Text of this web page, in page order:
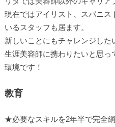
現在ではアイリスト、スパニス
いるスタッフも居ます。
新しいことにもチャレンジした
生涯美容師に携わりたいと思っ
環境です！
教育
★必要なスキルを2年半で完全